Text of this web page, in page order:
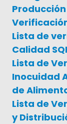
Lista de
Calidad
Lista de
Inocuidad
de
Lista de
y